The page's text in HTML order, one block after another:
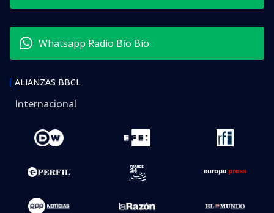
Whatsapp Radio Bío Bío
ALIANZAS BBCL
Internacional